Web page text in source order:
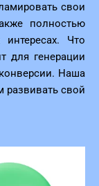
свои
полностью
Что
для генерации
Наша
свой